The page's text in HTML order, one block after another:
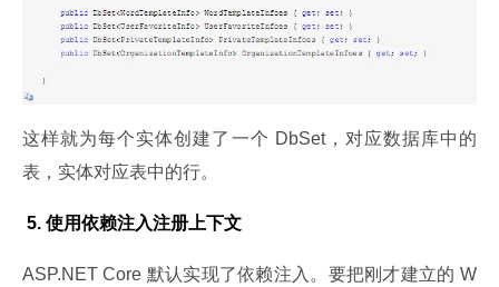
这样就为每个实体创建了一个 DbSet，对应数据库中的
表，实体对应表中的行。
5. 使用依赖注入注册上下文
ASP.NET Core 默认实现了依赖注入。要把刚才建立的 W